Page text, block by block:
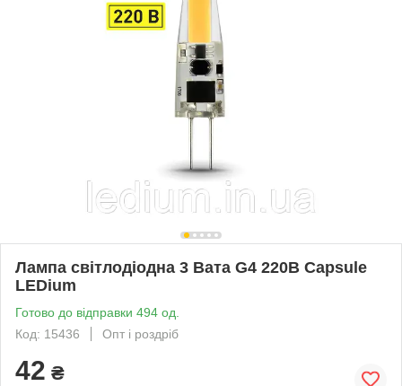
Лампа світлодіодна 3 Вата G4 220В Capsule
LEDium
Готово до відправки 494 од.
Код: 15436
Опт і роздріб
42 ₴